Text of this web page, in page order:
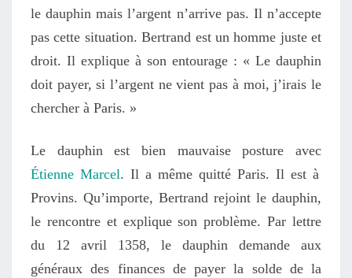
le dauphin mais l’argent n’arrive pas. Il n’accepte
pas cette situation. Bertrand est un homme juste et
droit. Il explique à son entourage : « Le dauphin
doit payer, si l’argent ne vient pas à moi, j’irais le
chercher à Paris. »
Le dauphin est bien mauvaise posture avec
Étienne Marcel. Il a même quitté Paris. Il est à
Provins. Qu’importe, Bertrand rejoint le dauphin,
le rencontre et explique son problème. Par lettre
du 12 avril 1358, le dauphin demande aux
généraux des finances de payer la solde de la